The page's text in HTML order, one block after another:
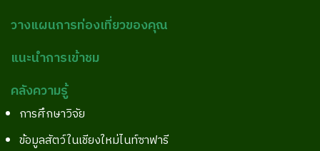
วางแผนการท่องเที่ยวของคุณ
แนะนำการเข้าชม
คลังความรู้
การศึกษาวิจัย
ข้อมูลสัตว์ในเชียงใหม่ไนท์ซาฟารี